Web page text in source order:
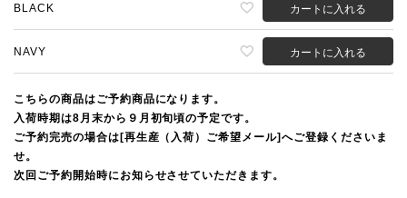
BLACK カートに入れる
NAVY カートに入れる
こちらの商品はご予約商品になります。
入荷時期は8月末から９月初旬頃の予定です。
ご予約完売の場合は[再生産（入荷）ご希望メール]へご登録くださいま
せ。
次回ご予約開始時にお知らせさせていただきます。